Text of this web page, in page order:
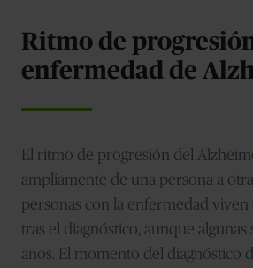
Ritmo de
enfermedad de
El ritmo de progresión del
ampliamente de una persona a
personas con la enfermedad viven
tras el diagnóstico, aunque
años. El momento del diagnóstico